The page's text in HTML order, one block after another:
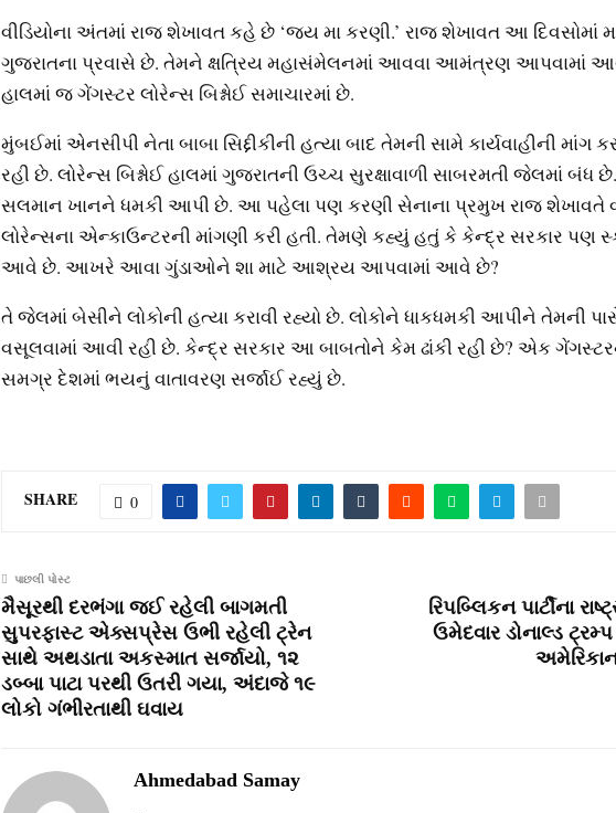
વીડિયોના અંતમાં રાજ શેખાવત કહે છે ‘જય મા કરણી.’ રાજ શેખાવત આ દિવસોમાં
ગુજરાતના પ્રવાસે છે. તેમને ક્ષત્રિય મહાસંમેલનમાં આવવા આમંત્રણ આપવામાં
હાલમાં જ ગેંગસ્ટર લોરેન્સ બિશ્નોઈ સમાચારમાં છે.
મુંબઈમાં એનસીપી નેતા બાબા સિદ્દીકીની હત્યા બાદ તેમની સામે કાર્યવાહીની માંગ
રહી છે. લોરેન્સ બિશ્નોઈ હાલમાં ગુજરાતની ઉચ્ચ સુરક્ષાવાળી સાબરમતી જેલમાં બંધ
સલમાન ખાનને ધમકી આપી છે. આ પહેલા પણ કરણી સેનાના પ્રમુખ રાજ શેખાવતે
લોરેન્સના એન્કાઉન્ટરની માંગણી કરી હતી. તેમણે કહ્યું હતું કે કેન્દ્ર સરકાર પણ
આવે છે. આખરે આવા ગુંડાઓને શા માટે આશ્રય આપવામાં આવે છે?
તે જેલમાં બેસીને લોકોની હત્યા કરાવી રહ્યો છે. લોકોને ધાકધમકી આપીને તેમની
વસૂલવામાં આવી રહી છે. કેન્દ્ર સરકાર આ બાબતોને કેમ ઢાંકી રહી છે? એક
સમગ્ર દેશમાં ભયનું વાતાવરણ સર્જાઈ રહ્યું છે.
SHARE 0
પાછલી પોસ્ટ
મૈસૂરથી દરભંગા જઈ રહેલી બાગમતી
સુપરફાસ્‍ટ એક્‍સપ્રેસ ઉભી રહેલી ટ્રેન
સાથે અથડાતા અકસ્‍માત સર્જાયો, ૧૨
ડબ્‍બા પાટા પરથી ઉતરી ગયા, અંદાજે ૧૯
લોકો ગંભીરતાથી ઘવાય
રિપબ્લિકન પાર્ટીના
ઉમેદવાર ડોનાલ્ડ
Ahmedabad Samay